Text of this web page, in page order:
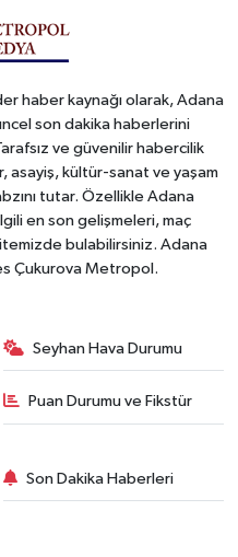
haber kaynağı olarak, Adana
son dakika haberlerini
ve güvenilir habercilik
asayiş, kültür-sanat ve yaşam
tutar. Özellikle Adana
en son gelişmeleri, maç
bulabilirsiniz. Adana
Çukurova Metropol.
Seyhan Hava Durumu
Puan Durumu ve Fikstür
Son Dakika Haberleri